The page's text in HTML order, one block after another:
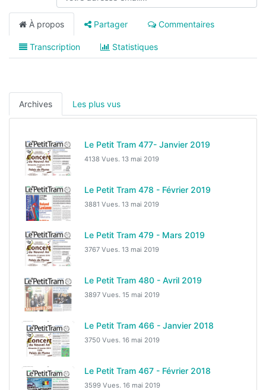
À propos Partager Commentaires
Transcription Statistiques
Archives Les plus vus
Le Petit Tram 477- Janvier 2019
4138 Vues. 13 mai 2019
Le Petit Tram 478 - Février 2019
3881 Vues. 13 mai 2019
Le Petit Tram 479 - Mars 2019
3767 Vues. 13 mai 2019
Le Petit Tram 480 - Avril 2019
3897 Vues. 15 mai 2019
Le Petit Tram 466 - Janvier 2018
3750 Vues. 16 mai 2019
Le Petit Tram 467 - Février 2018
3599 Vues. 16 mai 2019